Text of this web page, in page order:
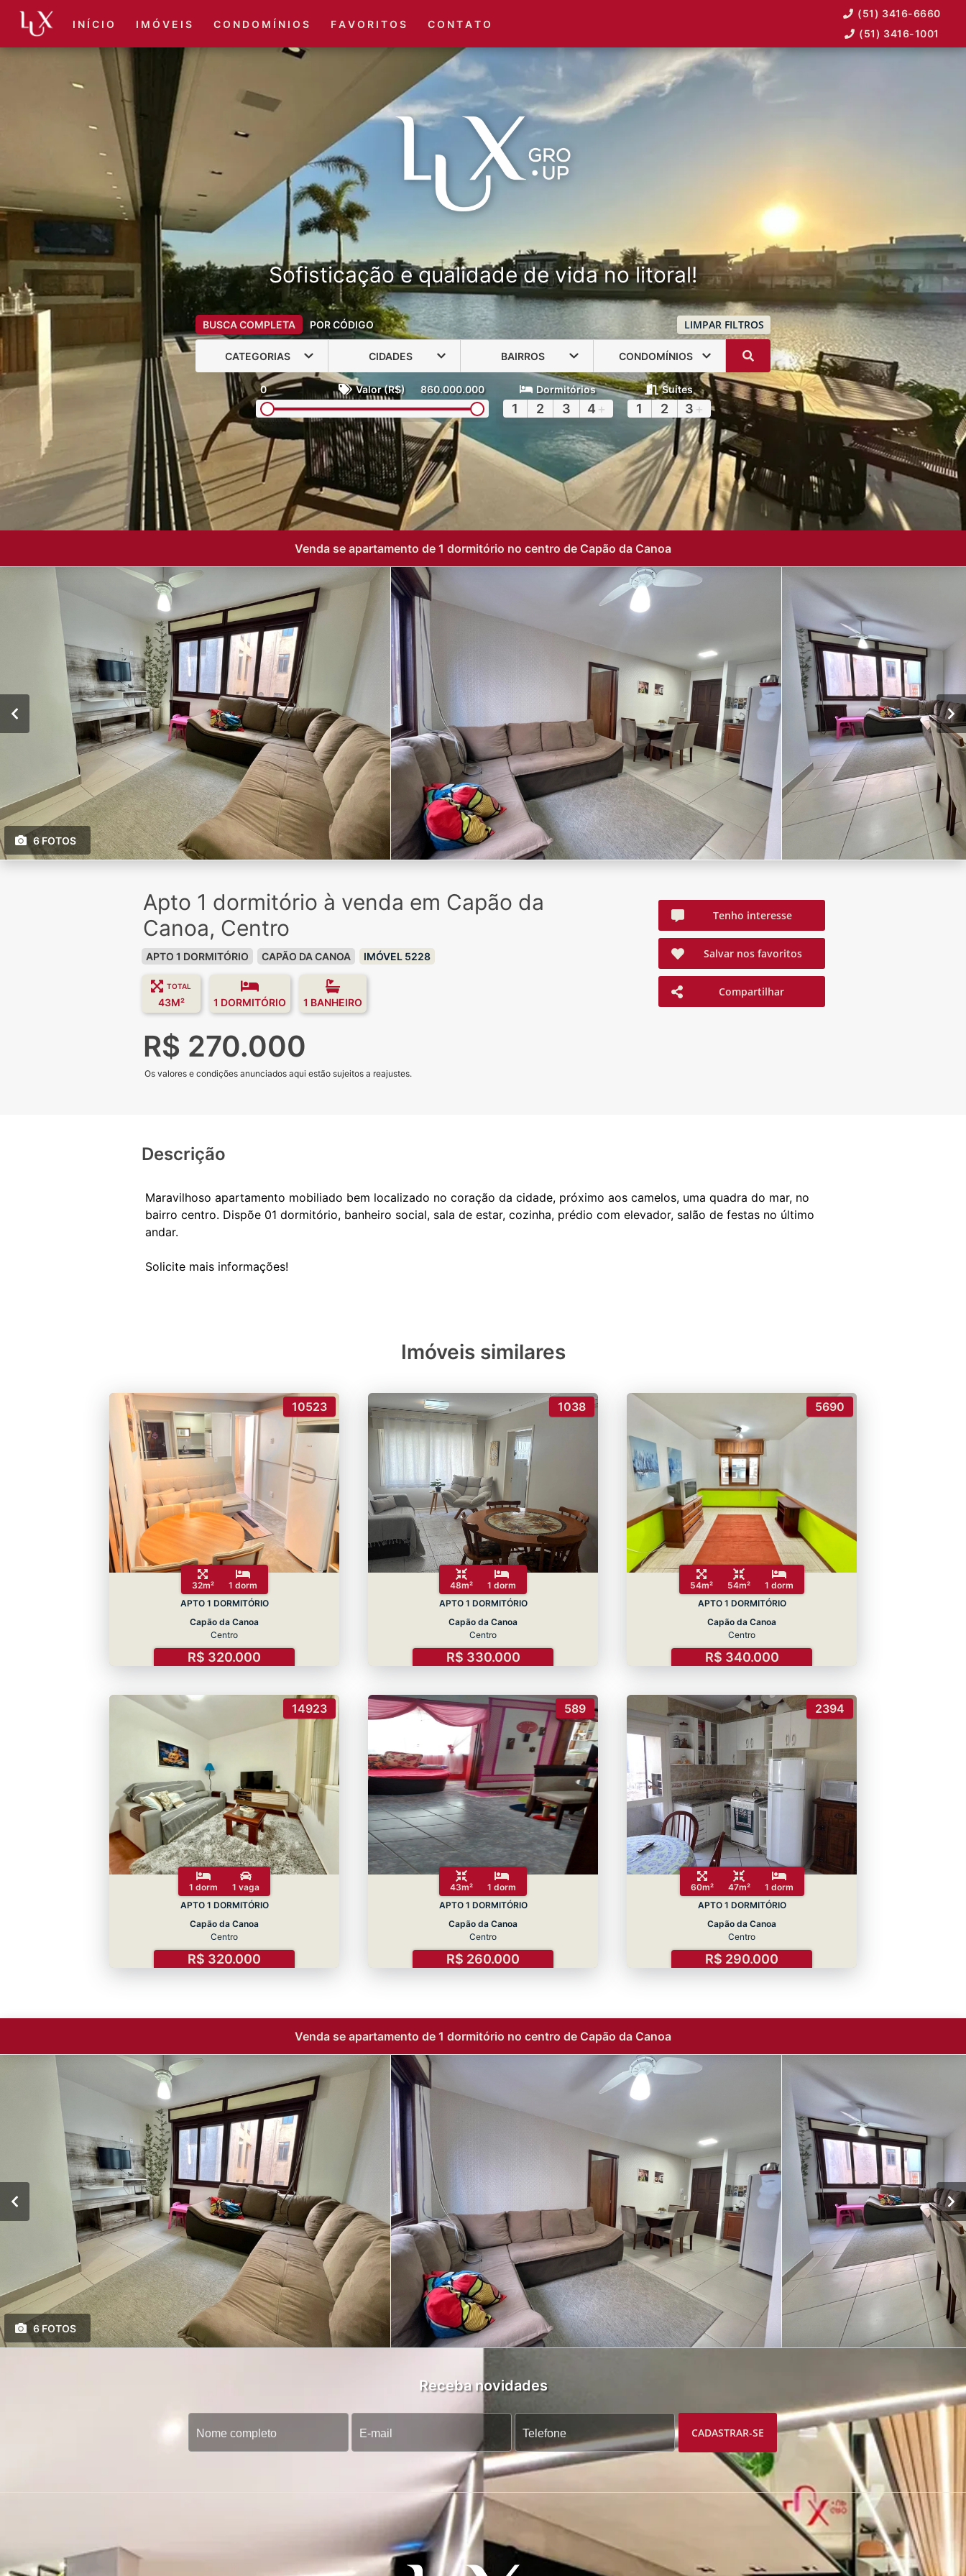
(51) 3416-6660
I N Í C I O I M Ó V E I S C O N D O M Í N I O S F A V O R I T O S C O N T A T O
(51) 3416-6660
(51) 3416-1001
Sofisticação e qualidade de vida no litoral!
BUSCA COMPLETA POR CÓDIGO LIMPAR FILTROS
CATEGORIAS CIDADES BAIRROS CONDOMÍNIOS
0 Valor (R$) 860.000.000 Dormitórios
1 2 3 4 +
Suítes
1 2 3 +
Venda se apartamento de 1 dormitório no centro de Capão da Canoa
6 FOTOS
Apto 1 dormitório à venda em Capão da
Canoa, Centro
APTO 1 DORMITÓRIO CAPÃO DA CANOA IMÓVEL 5228
TOTAL
43M² 1 DORMITÓRIO 1 BANHEIRO
R$ 270.000
Os valores e condições anunciados aqui estão sujeitos a reajustes.
Tenho interesse
Salvar nos favoritos
Compartilhar
Descrição
Maravilhoso apartamento mobiliado bem localizado no coração da cidade, próximo aos camelos, uma quadra do mar, no
bairro centro. Dispõe 01 dormitório, banheiro social, sala de estar, cozinha, prédio com elevador, salão de festas no último
andar.
Imóveis similares
10523
32m²
1 dorm
APTO 1 DORMITÓRIO
Capão da Canoa
Centro
R$ 320.000
1038
48m²
1 dorm
APTO 1 DORMITÓRIO
Capão da Canoa
Centro
R$ 330.000
5690
54m² 54m²
1 dorm
APTO 1 DORMITÓRIO
Capão da Canoa
Centro
R$ 340.000
14923
1 dorm
1 vaga
APTO 1 DORMITÓRIO
Capão da Canoa
Centro
R$ 320.000
589
43m²
1 dorm
APTO 1 DORMITÓRIO
Capão da Canoa
Centro
R$ 260.000
2394
60m² 47m²
1 dorm
APTO 1 DORMITÓRIO
Capão da Canoa
Centro
R$ 290.000
Venda se apartamento de 1 dormitório no centro de Capão da Canoa
6 FOTOS
Receba novidades
CADASTRAR-SE